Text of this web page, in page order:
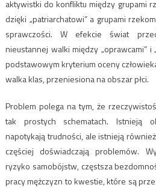
aktywistki do konfliktu między grupami
dzięki „patriarchatowi” a grupami
sprawczości. W efekcie świat
nieustannej walki między „oprawcami” i
podstawowym kryterium oceny
walka klas, przeniesiona na obszar płci.
Problem polega na tym, że
tak prostych schematach. Istnieją
napotykają trudności, ale istnieją
częściej doświadczają problemów.
ryzyko samobójstw, częstsza
pracy mężczyzn to kwestie, które są